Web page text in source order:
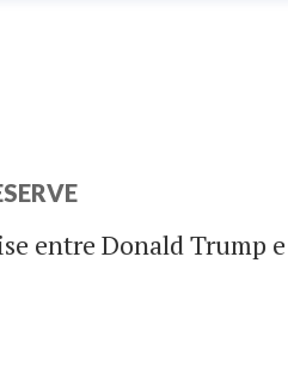
entre Donald Trump